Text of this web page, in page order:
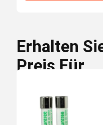
Leistungsschalter-
Schalter Wechselstroms MCB
Min
Bestellmenge
Erhalten
Preis Für